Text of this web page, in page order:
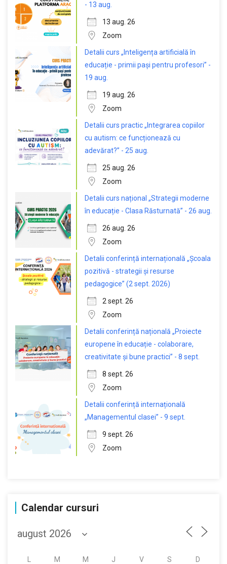
- 13 aug.
13 aug. 26
Zoom
Detalii curs „Inteligența artificială în
educație - primii pași pentru profesori” -
19 aug.
19 aug. 26
Zoom
Detalii curs practic „Integrarea copiilor
cu autism: ce funcționează cu
adevărat?” - 25 aug.
25 aug. 26
Zoom
Detalii curs național „Strategii moderne
în educație - Clasa Răsturnată” - 26 aug.
26 aug. 26
Zoom
Detalii conferință internațională „Școala
pozitivă - strategii și resurse
pedagogice” (2 sept. 2026)
2 sept. 26
Zoom
Detalii conferință națională „Proiecte
europene în educație - colaborare,
creativitate și bune practici” - 8 sept.
8 sept. 26
Zoom
Detalii conferință internațională
„Managementul clasei” - 9 sept.
9 sept. 26
Zoom
Calendar cursuri
M M J V S D